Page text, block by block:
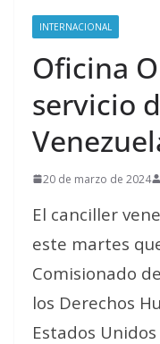
INTERNACIONAL
Oficina
servicio
20 de marzo de 2024
El canciller
este martes
Comisionado
los Derechos
Estados